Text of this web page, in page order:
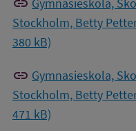
Stockholm, Betty
380 kB)
link Gymnasieskola,
Stockholm, Betty
471 kB)